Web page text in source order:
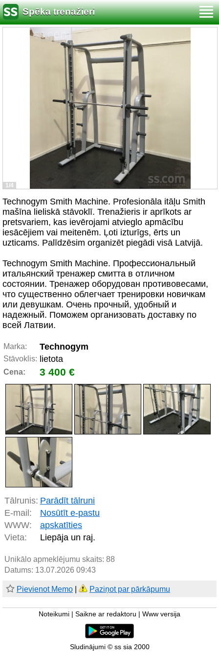
Spēka trenažieri
1/4
Technogym Smith Machine. Profesionāla itāļu Smith
mašīna lieliskā stāvoklī. Trenažieris ir aprīkots ar
pretsvariem, kas ievērojami atvieglo apmācību
iesācējiem vai meitenēm. Ļoti izturīgs, ērts un
uzticams. Palīdzēsim organizēt piegādi visā Latvijā.
Technogym Smith Machine. Профессиональный
итальянский тренажер смитта в отличном
состоянии. Тренажер оборудован противовесами,
что существенно облегчает тренировки новичкам
или девушкам. Очень прочный, удобный и
надежный. Поможем организовать доставку по
всей Латвии.
Marka: Technogym
Stāvoklis: lietota
Cena: 3 400 €
Tālrunis: Parādīt tālruni
E-mail:
Nosūtīt e-pastu
WWW:
apskatīties
Vieta:
Liepāja un raj.
Unikālo apmeklējumu skaits: 88
Datums: 13.07.2026 09:43
Pievienot Memo Paziņot par pārkāpumu
Noteikumi Saikne ar redaktoru Www versija
Sludinājumi © ss sia 2000